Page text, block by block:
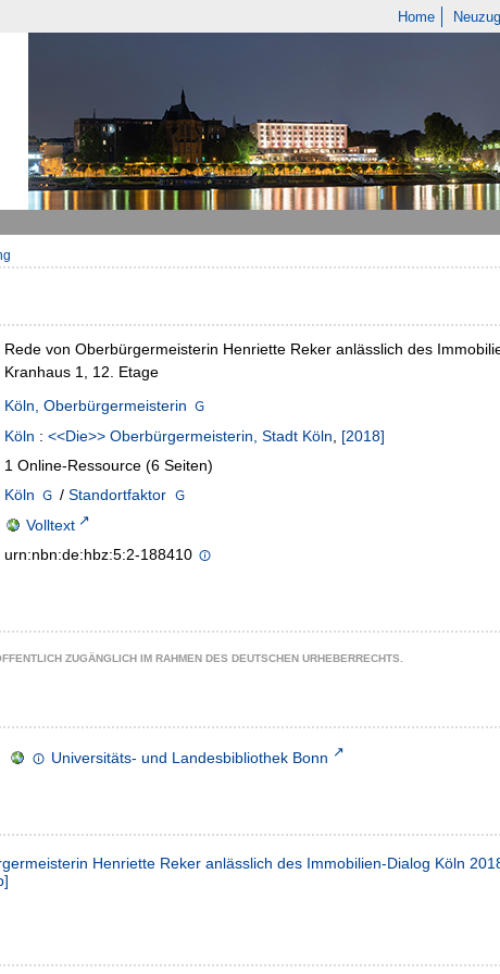
Home
Rede von Oberbürgermeisterin Henriette Reker anlässlich des
Kranhaus 1, 12. Etage
Köln, Oberbürgermeisterin
Köln : <<Die>> Oberbürgermeisterin, Stadt Köln, [2018]
1 Online-Ressource (6 Seiten)
Köln / Standortfaktor
Volltext
urn:nbn:de:hbz:5:2-188410
ZUGÄNGLICH IM RAHMEN DES DEUTSCHEN URHEBERRECHTS.
Universitäts- und Landesbibliothek Bonn
Henriette Reker anlässlich des Immobilien-Dialog Köln
]